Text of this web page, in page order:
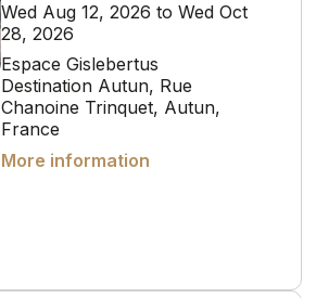
Wed Aug 12, 2026 to Wed Oct
28, 2026
Espace Gislebertus
Destination Autun, Rue
Chanoine Trinquet, Autun,
France
More information